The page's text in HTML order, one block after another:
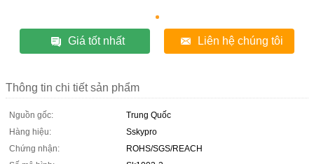
Giá tốt nhất Liên hệ chúng tôi
Thông tin chi tiết sản phẩm
Nguồn gốc:
Trung Quốc
Hàng hiệu:
Sskypro
Chứng nhận:
ROHS/SGS/REACH